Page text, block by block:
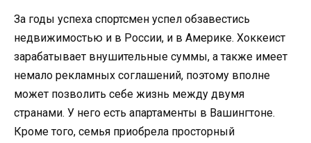
За годы успеха спортсмен успел обзавестись
недвижимостью и в России, и в Америке. Хоккеист
зарабатывает внушительные суммы, а также имеет
немало рекламных соглашений, поэтому вполне
может позволить себе жизнь между двумя
странами. У него есть апартаменты в Вашингтоне.
Кроме того, семья приобрела просторный